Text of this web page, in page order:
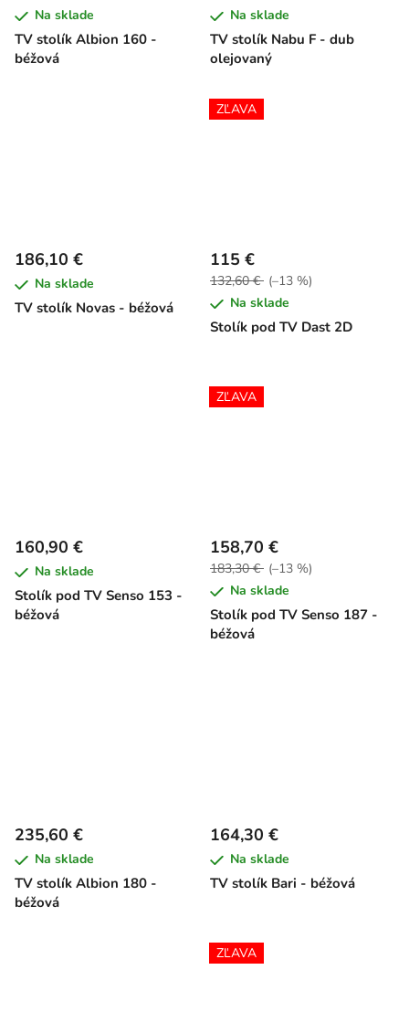
TV stolík Albion 160 -
béžová
Na sklade
TV stolík Nabu F - dub
olejovaný
Na sklade
TV stolík Novas - béžová
186,10 €
Na sklade
ZĽAVA
Stolík pod TV Dast 2D
115 €
132,60 € (–13 %)
Na sklade
Stolík pod TV Senso 153 -
béžová
160,90 €
Na sklade
ZĽAVA
Stolík pod TV Senso 187 -
béžová
158,70 €
183,30 € (–13 %)
Na sklade
TV stolík Albion 180 -
béžová
235,60 €
Na sklade
TV stolík Bari - béžová
164,30 €
Na sklade
ZĽAVA